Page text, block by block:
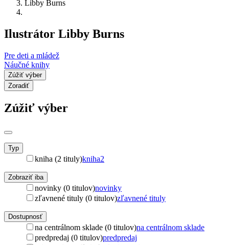
Libby Burns
Ilustrátor Libby Burns
Pre deti a mládež
Náučné knihy
Zúžiť výber
Zoradiť
Zúžiť výber
Typ
kniha (2 tituly)kniha2
Zobraziť iba
novinky (0 titulov)novinky
zľavnené tituly (0 titulov)zľavnené tituly
Dostupnosť
na centrálnom sklade (0 titulov)na centrálnom sklade
predpredaj (0 titulov)predpredaj